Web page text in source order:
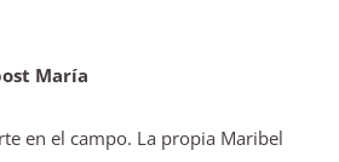
María
en el campo. La propia Maribel